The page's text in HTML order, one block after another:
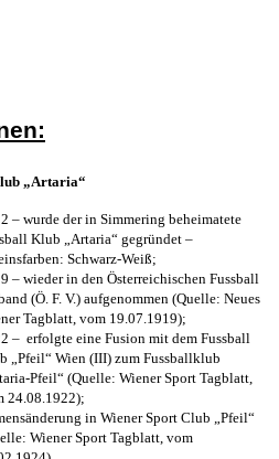
„Artaria“
– wurde der in Simmering beheimatete
Klub „Artaria“ gegründet –
Schwarz-Weiß;
– wieder in den Österreichischen Fussball
(Ö. F. V.) aufgenommen (Quelle: Neues
Tagblatt, vom 19.07.1919);
– erfolgte eine Fusion mit dem Fussball
„Pfeil“ Wien (III) zum Fussballklub
Pfeil“ (Quelle: Wiener Sport Tagblatt,
24.08.1922);
in Wiener Sport Club „Pfeil“
Wiener Sport Tagblatt, vom